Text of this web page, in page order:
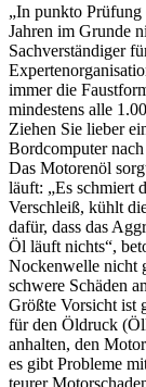
„In punkto Prüfung
Jahren im Grunde
Sachverständiger
immer die
mindestens alle
Ziehen Sie lieber
Bordcomputer
Das Motorenöl
läuft: „Es schmiert
Verschleiß, kühlt
dafür, dass das
Öl läuft nichts“,
Nockenwelle nicht
schwere Schäden
Größte Vorsicht ist
für den Öldruck
anhalten, den
es gibt Probleme
teurer